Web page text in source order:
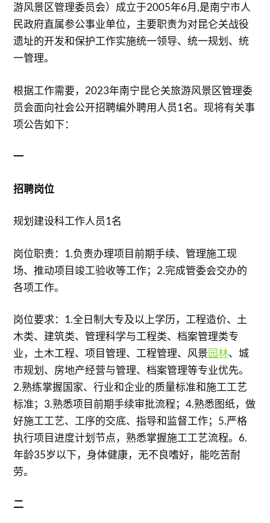
游风景区管理委员会）成立于2005年6月,是南宁市人
民政府直属参公事业单位，主要职责为对昆仑关战役
遗址的开发和保护工作实施统一领导、统一规划、统
一管理。
根据工作需要，2023年南宁昆仑关旅游风景区管理委
员会面向社会公开招聘编外聘用人员1名。现将有关事
项公告如下：
一
招聘岗位
规划建设科工作人员1名
岗位职责：1.负责办理项目前期手续、管理施工现
场、推动项目竣工验收等工作；2.完成管委会交办的
各项工作。
岗位要求：1.全日制大专及以上学历，工程造价、土
木类、建筑类、管理科学与工程类、档案管理类专
业，土木工程、项目管理、工程管理、风景园林、城
市规划、房地产经营与管理、档案管理等专业优先。
2.熟练掌握国家、行业和企业的质量标准和施工工艺
标准；3.熟悉项目前期手续审批流程；4.熟悉图纸，做
好施工工艺、工序的交底、指导和监督工作；5.严格
执行项目进度计划节点，熟悉掌握施工工艺流程。6.
年龄35岁以下，身体健康，无不良嗜好，能吃苦耐
劳。
二